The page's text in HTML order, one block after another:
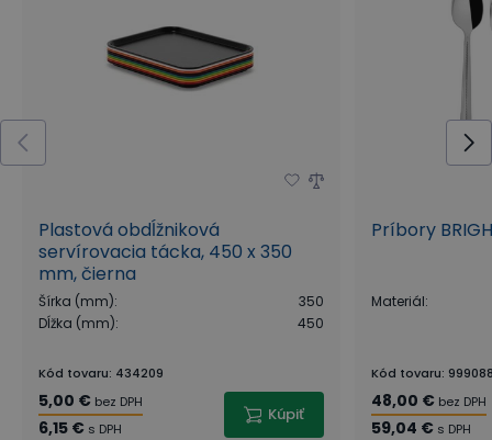
Plastová obdĺžniková
servírovacia tácka, 450 x 350
mm, čierna
Šírka (mm):
350
Dĺžka (mm): 450
Kód tovaru: 434209
5,00 € bez DPH
6,15 € s DPH
Kúpiť
Príbory
Materiál:
Kód tovaru:
48,00 € bez DPH
59,04 € s DPH